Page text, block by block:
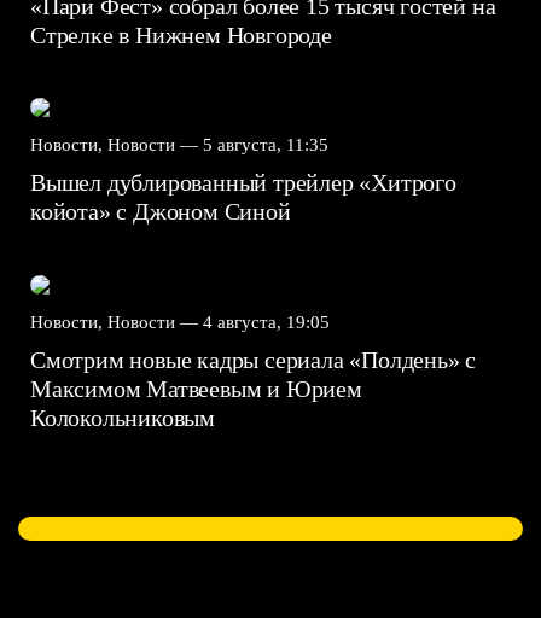
«Пари Фест» собрал более 15 тысяч гостей на
Стрелке в Нижнем Новгороде
Новости, Новости — 5 августа, 11:35
Вышел дублированный трейлер «Хитрого
койота» с Джоном Синой
Новости, Новости — 4 августа, 19:05
Смотрим новые кадры сериала «Полдень» с
Максимом Матвеевым и Юрием
Колокольниковым